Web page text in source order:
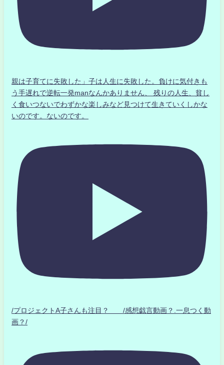
親は子育てに失敗した」子は人生に失敗した。負けに気付きも
う手遅れで逆転一発manなんかありません、 残りの人生、貧し
く食いつないでわずかな楽しみなど見つけて生きていくしかな
いのです。ないのです。
/プロジェクトA子さんも注目？ /感想戯言動画？.一息つく動
画？/